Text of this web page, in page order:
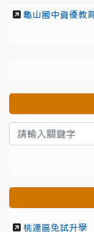
龜山國中資優教
桃連區免試升學